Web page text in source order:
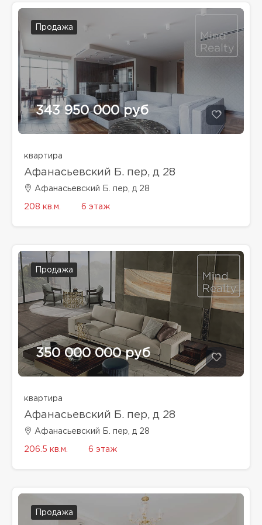
Продажа
343 950 000 руб
квартира
Афанасьевский Б. пер, д 28
Афанасьевский Б. пер, д 28
208 кв.м. 6 этаж
Продажа
350 000 000 руб
квартира
Афанасьевский Б. пер, д 28
Афанасьевский Б. пер, д 28
206.5 кв.м. 6 этаж
Продажа